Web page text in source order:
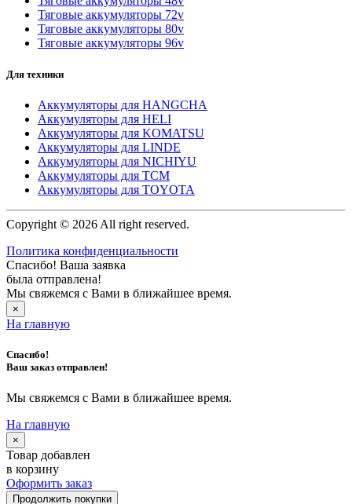
Тяговые аккумуляторы 72v
Тяговые аккумуляторы 80v
Тяговые аккумуляторы 96v
Для техники
Аккумуляторы для HANGCHA
Аккумуляторы для HELI
Аккумуляторы для KOMATSU
Аккумуляторы для LINDE
Аккумуляторы для NICHIYU
Аккумуляторы для TCM
Аккумуляторы для TOYOTA
Copyright © 2026 All right reserved.
Политика конфиденциальности
Спасибо! Ваша заявка
была отправлена!
Мы свяжемся с Вами в ближайшее время.
×
На главную
Спасибо!
Ваш заказ отправлен!
Мы свяжемся с Вами в ближайшее время.
На главную
×
Товар добавлен
в корзину
Оформить заказ
Продолжить покупки